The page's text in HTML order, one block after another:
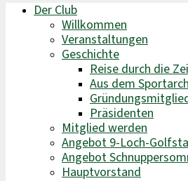
Der Club
Willkommen
Veranstaltungen
Geschichte
Reise durch die
Aus dem
Präsidenten
Mitglied werden
Angebot 9-Loch-
Angebot
Hauptvorstand